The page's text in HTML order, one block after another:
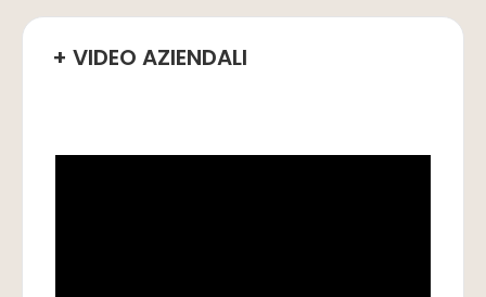
+ VIDEO AZIENDALI